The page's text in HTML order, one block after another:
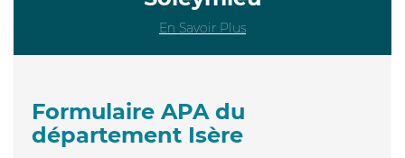
En Savoir Plus
Formulaire APA du
département Isère